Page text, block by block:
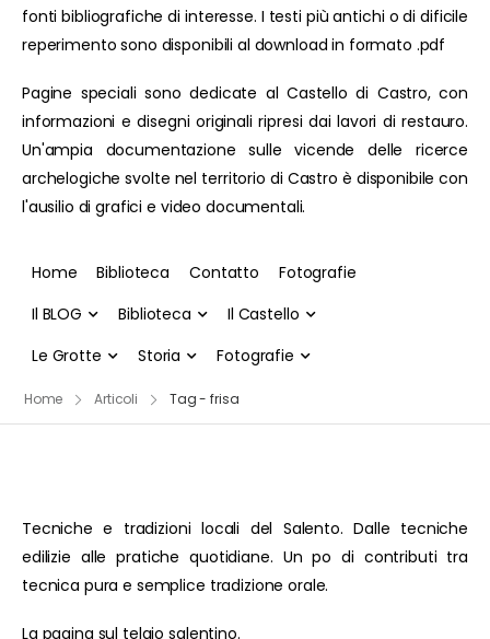
fonti bibliografiche di interesse. I testi più antichi o di dificile
reperimento sono disponibili al download in formato .pdf
Pagine speciali sono dedicate al Castello di Castro, con
informazioni e disegni originali ripresi dai lavori di restauro.
Un'ampia documentazione sulle vicende delle ricerce
archelogiche svolte nel territorio di Castro è disponibile con
l'ausilio di grafici e video documentali.
Home Biblioteca Contatto
Fotografie
Il BLOG
Biblioteca
Il Castello
Le Grotte
Storia Fotografie
Home Articoli Tag - frisa
Tecniche e tradizioni locali del Salento. Dalle tecniche
edilizie alle pratiche quotidiane. Un po di contributi tra
tecnica pura e semplice tradizione orale.
La pagina sul telaio salentino.